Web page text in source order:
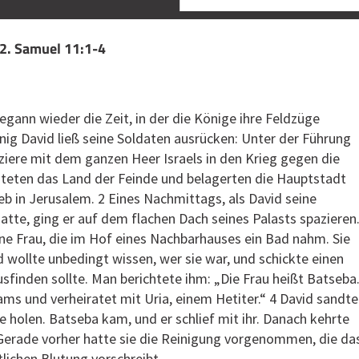
Samuel 11:1-4
wieder die Zeit, in der die Könige ihre Feldzüge
David ließ seine Soldaten ausrücken: Unter der Führung
mit dem ganzen Heer Israels in den Krieg gegen die
das Land der Feinde und belagerten die Hauptstadt
in Jerusalem. 2 Eines Nachmittags, als David seine
ging er auf dem flachen Dach seines Palasts spazieren.
Frau, die im Hof eines Nachbarhauses ein Bad nahm. Sie
wollte unbedingt wissen, wer sie war, und schickte einen
sollte. Man berichtete ihm: „Die Frau heißt Batseba.
und verheiratet mit Uria, einem Hetiter.“ 4 David sandte
holen. Batseba kam, und er schlief mit ihr. Danach kehrte
vorher hatte sie die Reinigung vorgenommen, die